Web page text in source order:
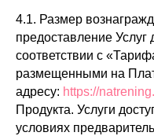
4.1. Размер
предоставление Услуг
соответствии с
размещенными на
адресу: https://
Продукта. Услуги
условиях